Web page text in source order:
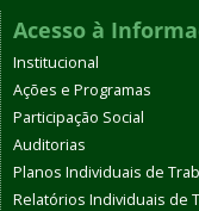
Acesso à
Institucional
Ações e Programas
Participação Social
Auditorias
Planos Individuais de
Relatórios Individuais de